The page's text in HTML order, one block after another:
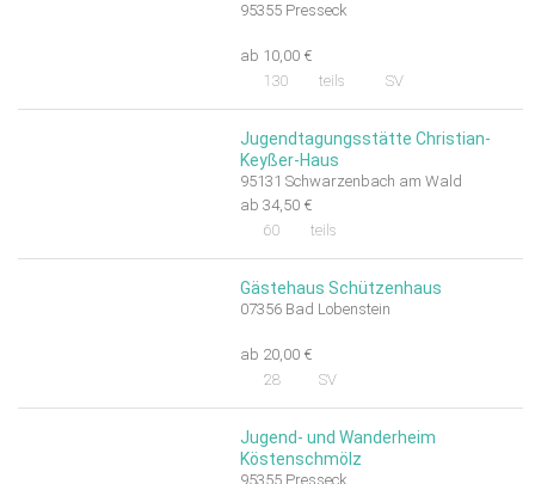
95355 Presseck
ab 10,00 €
130
teils SV
Jugendtagungsstätte Christian-
Keyßer-Haus
95131 Schwarzenbach am Wald
ab 34,50 €
60
teils
Gästehaus Schützenhaus
07356 Bad Lobenstein
ab 20,00 €
28
SV
Jugend- und Wanderheim
Köstenschmölz
95355 Presseck